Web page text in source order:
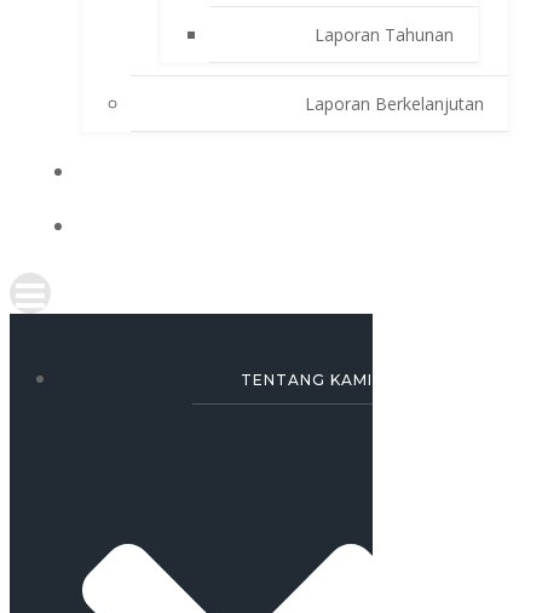
Laporan Tahunan
Laporan Berkelanjutan
TENTANG KAMI